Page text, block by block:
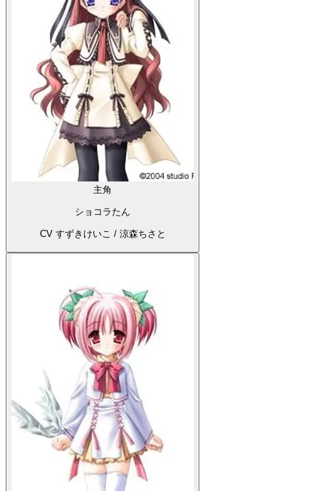
主角
ショコラたん
CV すずきけいこ / 涼森ちさと